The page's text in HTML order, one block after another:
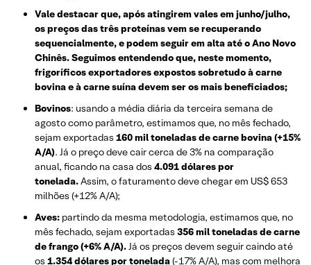
Vale destacar que, após atingirem vales em junho/julho,
os preços das três proteínas vem se recuperando
sequencialmente, e podem seguir em alta até o Ano Novo
Chinês. Seguimos entendendo que, neste momento,
frigoríficos exportadores expostos sobretudo à carne
bovina e à carne suína devem ser os mais beneficiados;
Bovinos: usando a média diária da terceira semana de
agosto como parâmetro, estimamos que, no mês fechado,
sejam exportadas 160 mil toneladas de carne bovina (+15%
A/A). Já o preço deve cair cerca de 3% na comparação
anual, ficando na casa dos 4.091 dólares por
tonelada.Assim, o faturamento deve chegar em US$ 653
milhões (+12% A/A);
Aves: partindo da mesma metodologia, estimamos que, no
mês fechado, sejam exportadas 356 mil toneladas de carne
de frango (+6% A/A).Já os preços devem seguir caindo até
os 1.354 dólares por tonelada(-17% A/A), mas com melhora